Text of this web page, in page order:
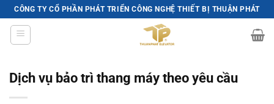
Skip
to
content
CÔNG TY CỔ PHẦN PHÁT TRIỂN CÔNG NGHỆ THIẾT BỊ THUẬN PHÁT
Dịch vụ bảo trì thang máy theo yêu cầu